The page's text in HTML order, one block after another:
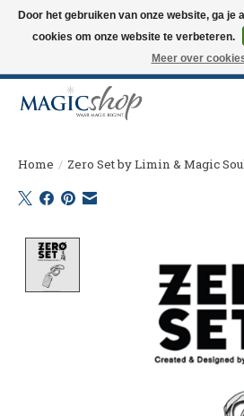
Altijd de nieuwste trucs op voorraad. Snelle
Langskomen in onze winkel? Bel of mail om
Home / Zero Set by Limin & Magic
Door het gebruiken van onze website, ga je
cookies om onze website te verbeteren.
Meer over